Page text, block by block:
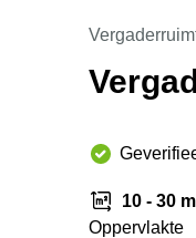
10 - 30
Oppervlakte